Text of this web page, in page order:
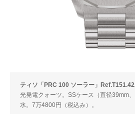
ティソ「PRC 100 ソーラー」
光発電クォーツ。SSケース（直径39mm
水。7万4800円（税込み）。